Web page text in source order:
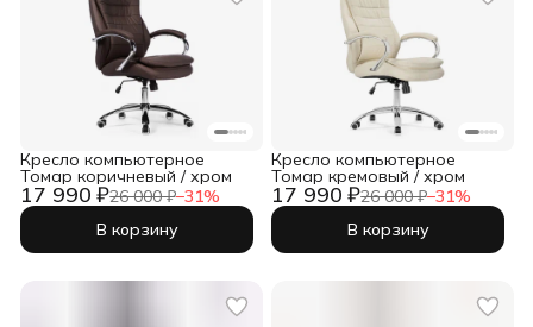
17 990 ₽26 000 ₽−31%
Кресло компьютерное
Томар коричневый / хром
В корзину
17 990 ₽26 000 ₽−31%
Кресло компьютерное
Томар кремовый / хром
В корзину